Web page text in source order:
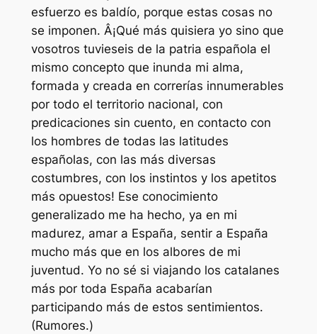
esfuerzo es baldío, porque estas cosas no
se imponen. Â¡Qué más quisiera yo sino que
vosotros tuvieseis de la patria española el
mismo concepto que inunda mi alma,
formada y creada en correrías innumerables
por todo el territorio nacional, con
predicaciones sin cuento, en contacto con
los hombres de todas las latitudes
españolas, con las más diversas
costumbres, con los instintos y los apetitos
más opuestos! Ese conocimiento
generalizado me ha hecho, ya en mi
madurez, amar a España, sentir a España
mucho más que en los albores de mi
juventud. Yo no sé si viajando los catalanes
más por toda España acabarían
participando más de estos sentimientos.
(Rumores.)